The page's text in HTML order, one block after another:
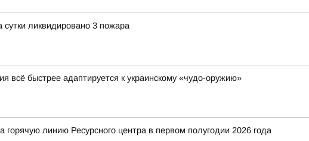
сутки ликвидировано 3 пожара
всё быстрее адаптируется к украинскому «чудо-оружию»
горячую линию Ресурсного центра в первом полугодии 2026 года